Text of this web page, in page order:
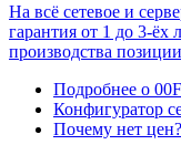
На всё сетевое и
гарантия от 1 до 3-ёх
производства
Подробнее о
Конфигуратор
Почему нет